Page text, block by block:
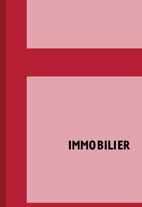
IMMOBILIER